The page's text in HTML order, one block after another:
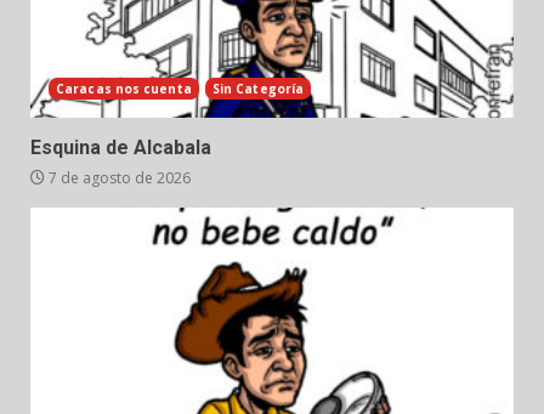
Caracas nos cuenta Sin Categoría
Esquina de Alcabala
7 de agosto de 2026